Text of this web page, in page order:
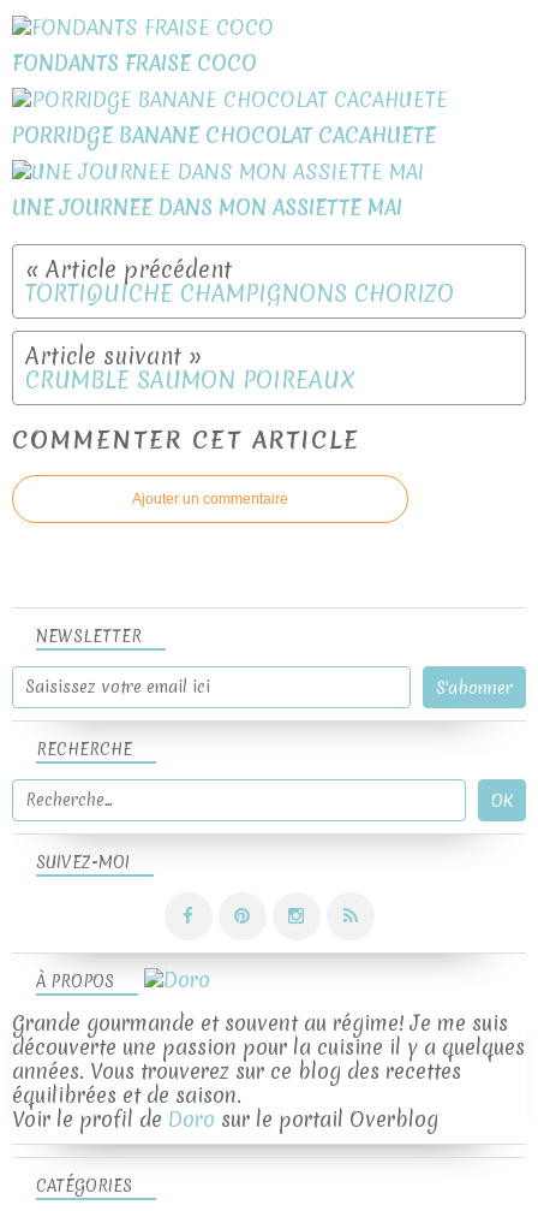
FONDANTS FRAISE COCO
PORRIDGE BANANE CHOCOLAT CACAHUETE
UNE JOURNEE DANS MON ASSIETTE MAI
TORTIQUICHE CHAMPIGNONS CHORIZO
CRUMBLE SAUMON POIREAUX
COMMENTER CET ARTICLE
Ajouter un commentaire
NEWSLETTER
SUIVEZ-MOI
RECHERCHE
À PROPOS
Grande gourmande et souvent au régime! Je me suis
découverte une passion pour la cuisine il y a quelques
années. Vous trouverez sur ce blog des recettes
équilibrées et de saison.
Voir le profil de Doro sur le portail Overblog
CATÉGORIES